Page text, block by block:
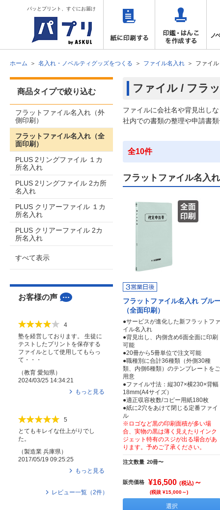
パッとプリント、すぐにお届け
ホーム 名入れ・ノベルティグッズをつくる ファイル名入れ ファイル
ファイル / フラ
ファイルに会社名や背見出し
社内での書類の整理や申請書
全10件
フラットファイル名入
フラットファイル名入れ ブル
（全面印刷）
●サービスが進化した新フラットファ
イル名入れ
●背見出し、内側含め6面全面に印刷
可能
●20冊から5冊単位で注文可能
●職種別に合計36種類（外側30種
類、内側6種類）のテンプレートをご
用意
●ファイル寸法：縦307×横230×背幅
18mm(A4サイズ）
●適正収容枚数/コピー用紙180枚
●紙に2穴をあけて閉じる定番ファイ
ル
※ロゴなど黒の印刷面積が多い場
合、実物の黒は薄く見えたりインク
ジェット特有のスジが出る場合があ
ります。予めご了承ください。
注文数量 20冊〜
販売価格 ¥16,500 (税込) ～
(税抜 ¥15,000～)
選択
商品タイプで絞り込む
フラットファイル名入れ（外
側印刷）
フラットファイル名入れ（全
面印刷）
PLUS 2リングファイル １カ
所名入れ
PLUS 2リングファイル 2カ所
名入れ
PLUS クリアーファイル １カ
所名入れ
PLUS クリアーファイル 2カ
所名入れ
すべて表示
お客様の声
4
塾を経営しております。 生徒に
テストしたプリントを保存する
ファイルとして使用してもらっ
て・・・
（教育 愛知県 ）
2024/03/25 14:34:21
もっと見る
5
とてもキレイな仕上がりでし
た。
（製造業 兵庫県）
2017/05/19 09:25:25
もっと見る
レビュー一覧（2件）